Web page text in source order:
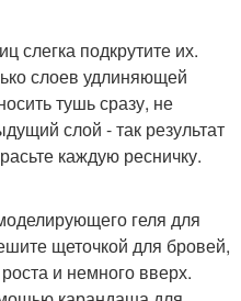
подкрутите их.
слоев удлиняющей
тушь сразу, не
слой - так результат
каждую ресничку.
геля для
щеточкой для бровей,
и немного вверх.